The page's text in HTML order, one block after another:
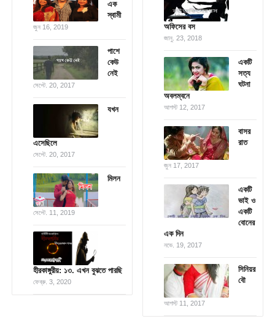
এক
স্বামী
জুন 16, 2019
পাশে
কেউ
নেই
সেপ্টে. 20, 2017
যখন
এসেছিলে
সেপ্টে. 20, 2017
মিলন
সেপ্টে. 11, 2019
হীরকাঙ্গুরীয়: ১৩. এখন বুঝতে পারছি
ফেব্রু. 3, 2020
অফিসের বস
জানু. 23, 2018
একটি
সত্য
ঘটনা
অবলম্বনে
আগস্ট 12, 2017
বাসর
রাত
জুন 17, 2017
একটি
ভাই ও
একটি
বোনের
এক দিন
নভে. 19, 2017
সিনিয়র
বৌ
আগস্ট 11, 2017